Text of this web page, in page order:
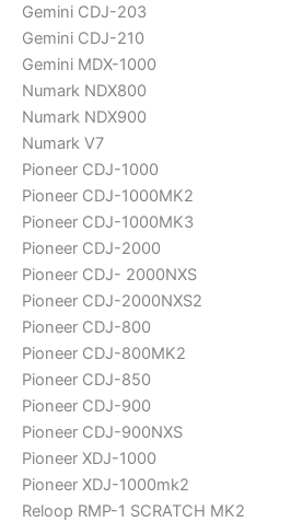
Gemini CDJ-203
Gemini CDJ-210
Gemini MDX-1000
Numark NDX800
Numark NDX900
Numark V7
Pioneer CDJ-1000
Pioneer CDJ-1000MK2
Pioneer CDJ-1000MK3
Pioneer CDJ-2000
Pioneer CDJ- 2000NXS
Pioneer CDJ-2000NXS2
Pioneer CDJ-800
Pioneer CDJ-800MK2
Pioneer CDJ-850
Pioneer CDJ-900
Pioneer CDJ-900NXS
Pioneer XDJ-1000
Pioneer XDJ-1000mk2
Reloop RMP-1 SCRATCH MK2